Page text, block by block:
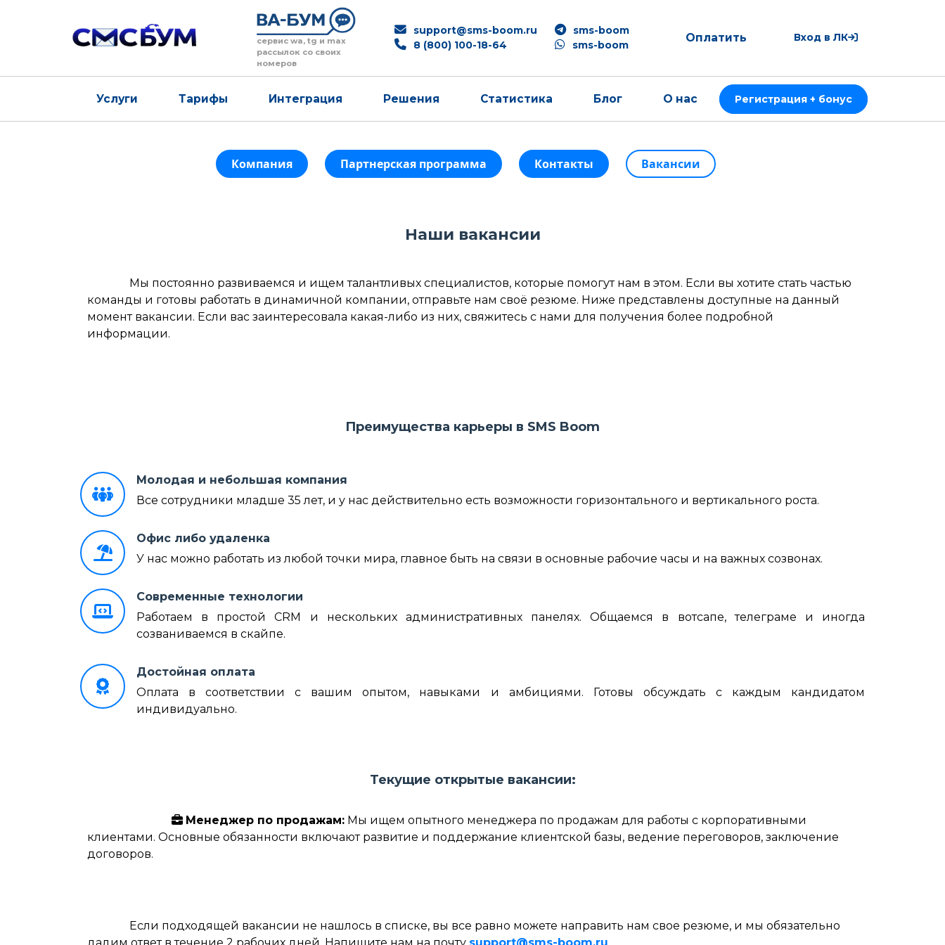
сервис wa, tg и max
рассылок со своих
номеров
support@sms-boom.ru
8 (800) 100-18-64
sms-boom
sms-boom
Оплатить Вход в ЛК
Услуги Тарифы Интеграция Решения Статистика Блог О нас Регистрация + бонус
Компания Партнерская программа Контакты Вакансии
Наши вакансии
Мы постоянно развиваемся и ищем талантливых специалистов, которые помогут нам в этом. Если вы хотите стать частью
команды и готовы работать в динамичной компании, отправьте нам своё резюме. Ниже представлены доступные на данный
момент вакансии. Если вас заинтересовала какая-либо из них, свяжитесь с нами для получения более подробной
информации.
Преимущества карьеры в SMS Boom
Молодая и небольшая компания
Все сотрудники младше 35 лет, и у нас действительно есть возможности горизонтального и вертикального роста.
Офис либо удаленка
У нас можно работать из любой точки мира, главное быть на связи в основные рабочие часы и на важных созвонах.
Современные технологии
Работаем в простой CRM и нескольких административных панелях. Общаемся в вотсапе, телеграме и иногда
созваниваемся в скайпе.
Достойная оплата
Оплата в соответствии с вашим опытом, навыками и амбициями. Готовы обсуждать с каждым кандидатом
индивидуально.
Текущие открытые вакансии:
Менеджер по продажам: Мы ищем опытного менеджера по продажам для работы с корпоративными
клиентами. Основные обязанности включают развитие и поддержание клиентской базы, ведение переговоров, заключение
договоров.
Если подходящей вакансии не нашлось в списке, вы все равно можете направить нам свое резюме, и мы обязательно